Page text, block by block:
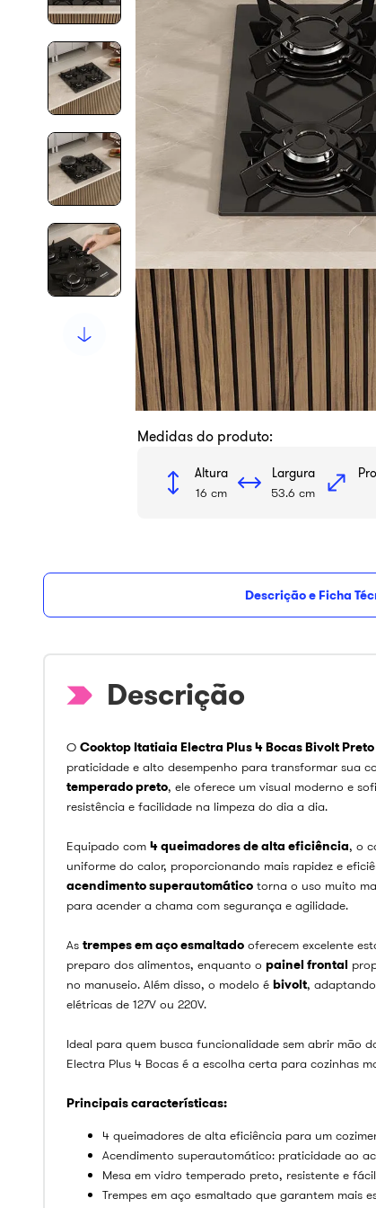
Medidas do produto:
Altura
16 cm
Largura
53.6 cm
Descrição e Ficha
O Cooktop Itatiaia Electra Plus 4 Bocas Bivolt Preto
praticidade e alto desempenho para transformar sua
temperado preto, ele oferece um visual moderno e
resistência e facilidade na limpeza do dia a dia.
Equipado com 4 queimadores de alta eficiência, o
uniforme do calor, proporcionando mais rapidez e
acendimento superautomático torna o uso muito
para acender a chama com segurança e agilidade.
As trempes em aço esmaltado oferecem excelente
preparo dos alimentos, enquanto o painel frontal
no manuseio. Além disso, o modelo é bivolt,
elétricas de 127V ou 220V.
Ideal para quem busca funcionalidade sem abrir mão
Electra Plus 4 Bocas é a escolha certa para cozinhas
Principais características:
4 queimadores de alta eficiência para um
Acendimento superautomático: praticidade ao
Mesa em vidro temperado preto, resistente e
Trempes em aço esmaltado que garantem mais
new premium